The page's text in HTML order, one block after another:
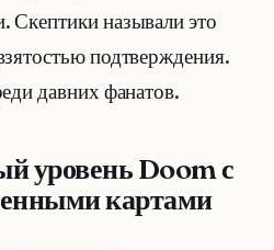
называли это
подтверждения.
давних фанатов.
уровень Doom с
картами